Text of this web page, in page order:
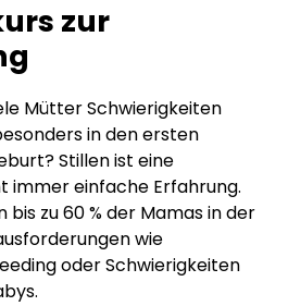
zur
Mütter Schwierigkeiten
in den ersten
Stillen ist eine
immer einfache Erfahrung.
zu 60 % der Mamas in der
wie
oder Schwierigkeiten